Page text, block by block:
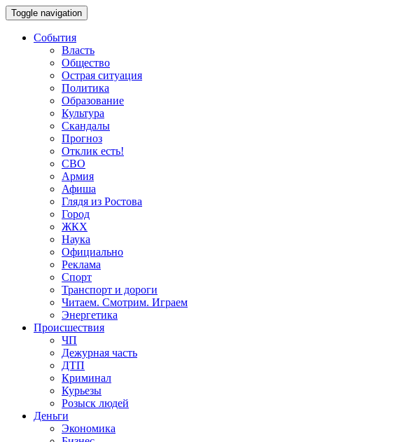
Toggle navigation
События
Власть
Общество
Острая ситуация
Политика
Образование
Культура
Скандалы
Прогноз
Отклик есть!
СВО
Армия
Афиша
Глядя из Ростова
Город
ЖКХ
Наука
Официально
Реклама
Спорт
Транспорт и дороги
Читаем. Смотрим. Играем
Энергетика
Происшествия
ЧП
Дежурная часть
ДТП
Криминал
Курьезы
Розыск людей
Деньги
Экономика